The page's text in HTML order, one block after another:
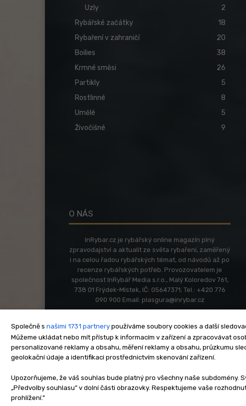
Uzly
2
Rybářské začátky
18
Rybaření v zahraničí
20
Boilies
38
Krmné směsi
26
Partikly
5
Rostlinné
8
Umělé
5
Živočišné
9
O NÁS
InRybar.cz je rybářský online magazín plný
zpravodajství a aktualit ze světa rybaření, zaměřený
i na celou řadou rybářských témat, od návodů až po
recenze rybářských potřeb. Provozovatelem je
společnost InRybář Media s.r.o., Malý Koloredov 761,
738 01 Frýdek-Místek, IČ: 05647371; Tel.: +420 776
090 900 Email: plasgura@inrybar.cz
O nás Kontakt Reklama
Copyright © www.inrybar.cz 2013 -
Společně s našimi 1731 partnery používáme soubory cookies a další
Můžeme ukládat nebo mít přístup k informacím v zařízení a zpracovávat
personalizované reklamy a obsahu, měření reklamy a obsahu, průzkumu
geolokační údaje a identifikaci prostřednictvím skenování zařízení.
Upozorňujeme, že váš souhlas bude platný pro všechny naše subdomény.
„Předvolby souhlasu” v dolní části obrazovky. Respektujeme vaše
prohlížení.”